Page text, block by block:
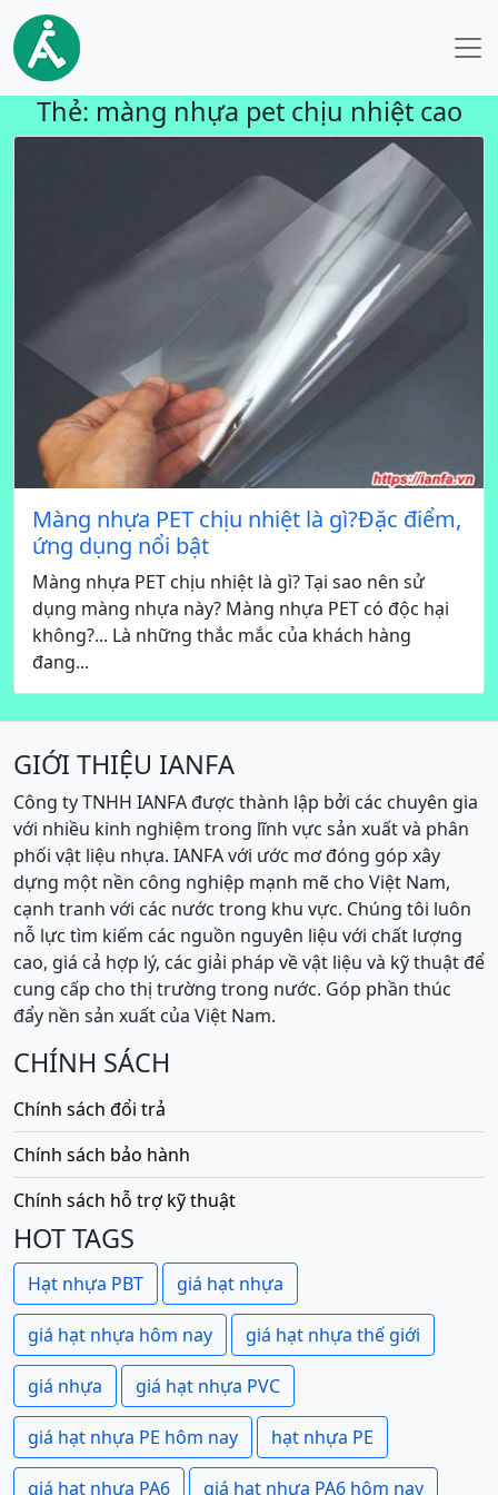
Thẻ: màng nhựa pet chịu nhiệt cao
Màng nhựa PET chịu nhiệt là gì?Đặc điểm,
ứng dụng nổi bật
Màng nhựa PET chịu nhiệt là gì? Tại sao nên sử
dụng màng nhựa này? Màng nhựa PET có độc hại
không?... Là những thắc mắc của khách hàng
đang...
GIỚI THIỆU IANFA
Công ty TNHH IANFA được thành lập bởi các chuyên gia
với nhiều kinh nghiệm trong lĩnh vực sản xuất và phân
phối vật liệu nhựa. IANFA với ước mơ đóng góp xây
dựng một nền công nghiệp mạnh mẽ cho Việt Nam,
cạnh tranh với các nước trong khu vực. Chúng tôi luôn
nỗ lực tìm kiếm các nguồn nguyên liệu với chất lượng
cao, giá cả hợp lý, các giải pháp về vật liệu và kỹ thuật để
cung cấp cho thị trường trong nước. Góp phần thúc
đẩy nền sản xuất của Việt Nam.
CHÍNH SÁCH
Chính sách đổi trả
Chính sách bảo hành
Chính sách hỗ trợ kỹ thuật
HOT TAGS
Hạt nhựa PBT giá hạt nhựa
giá hạt nhựa hôm nay giá hạt nhựa thế giới
giá nhựa giá hạt nhựa PVC
giá hạt nhựa PE hôm nay hạt nhựa PE
giá hạt nhựa PA6 giá hạt nhựa PA6 hôm nay